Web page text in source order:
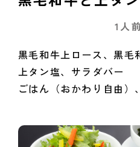
1人前
黒毛和牛上ロース、黒毛
上タン塩、サラダバー
ごはん（おかわり自由